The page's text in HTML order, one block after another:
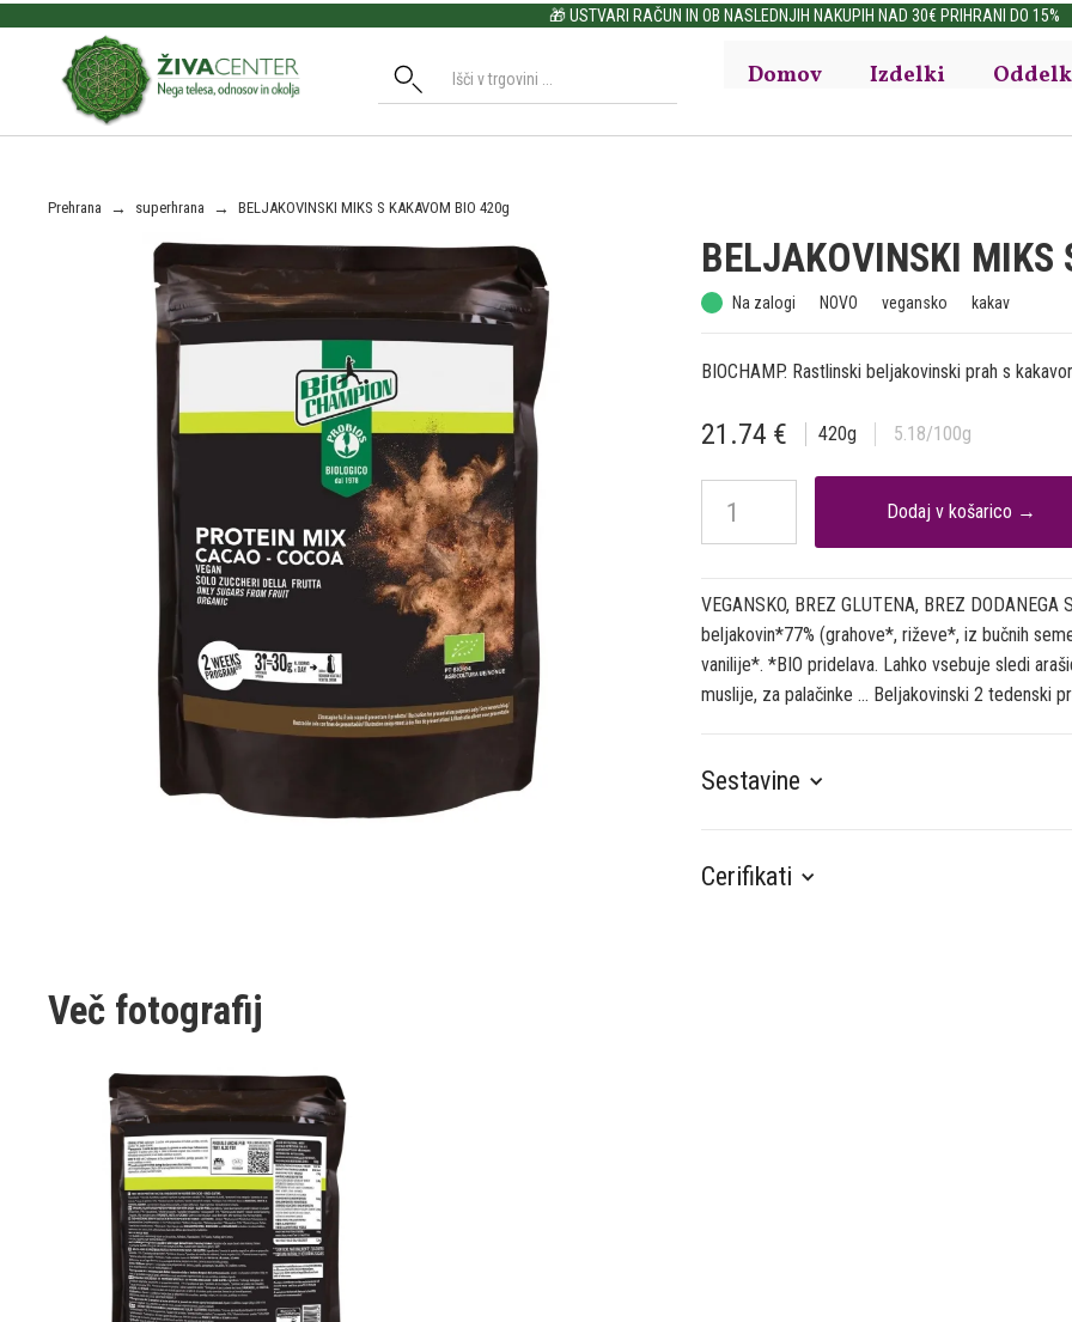
🎁 USTVARI RAČUN IN OB NASLEDNJIH NAKUPIH NAD 30€ PRIHRANI DO 15%
Domov Izdelki
Prehrana → superhrana → BELJAKOVINSKI MIKS S KAKAVOM BIO 420g
BELJAKOVINSKI
Na zalogi NOVO vegansko kakav
BIOCHAMP. Rastlinski beljakovinski prah s
21.74 € 420g 5.18/100g
VEGANSKO, BREZ GLUTENA, BREZ
beljakovin*77% (grahove*, riževe*, iz bučnih
vanilije*. *BIO pridelava. Lahko vsebuje sledi
muslije, za palačinke ... Beljakovinski 2 tedenski
Sestavine
Cerifikati
Več fotografij